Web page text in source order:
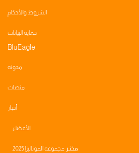
الشروط والأحكام
حماية البيانات
BluEagle
مدونه
منصات
أخبار
الأعضاء
مختبر مجموعه الموناليزا 2025